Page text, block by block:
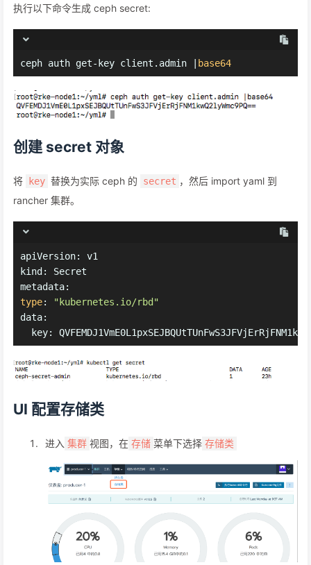
执行以下命令生成 ceph secret:
ceph auth get-key client.admin | base64
创建 secret 对象
将 key 替换为实际 ceph 的 secret ，然后 import yaml 到
rancher 集群。
apiVersion: v1
kind: Secret
metadata:
type:
"kubernetes.io/rbd"
data:
key:
UI 配置存储类
进入 集群 视图，在 存储 菜单下选择 存储类